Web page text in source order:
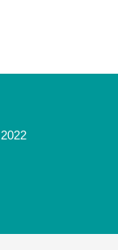
Escolas da